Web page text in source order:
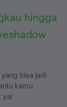
hingga
bisa jadi
kamu
ya!